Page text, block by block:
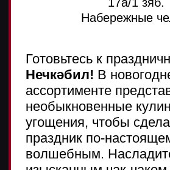
Сеть магазинов
в Закамье поможет Вам накрыть
новогодний стол вкусно, выгодно,
без очередей и суеты.
В Йола-маркетесть все, что вам
нужно, чтобы отметить праздник,
и при этом вам не нужно будет
часами ходить по магазинам,
стоять в предновогодних пробках
и очередях.
Йола-маркет